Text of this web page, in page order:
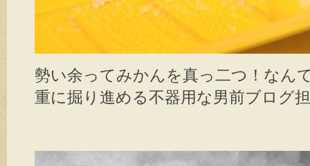
勢い余ってみかんを真っ二つ！なん
重に掘り進める不器用な男前ブログ